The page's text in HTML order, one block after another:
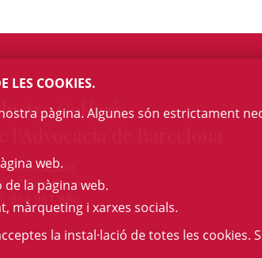
Col·legi
283
Barcelona
934 961 880
LES COOKIES.
nostra pàgina. Algunes són estrictament
web.
la pàgina web.
màrqueting i xarxes socials.
la instal·lació de totes les